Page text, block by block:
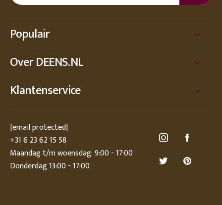
Populair
Over DEENS.NL
Klantenservice
[email protected]
+31 6 23 62 15 58
Maandag t/m woensdag: 9:00 - 17:00
Donderdag 13:00 - 17:00